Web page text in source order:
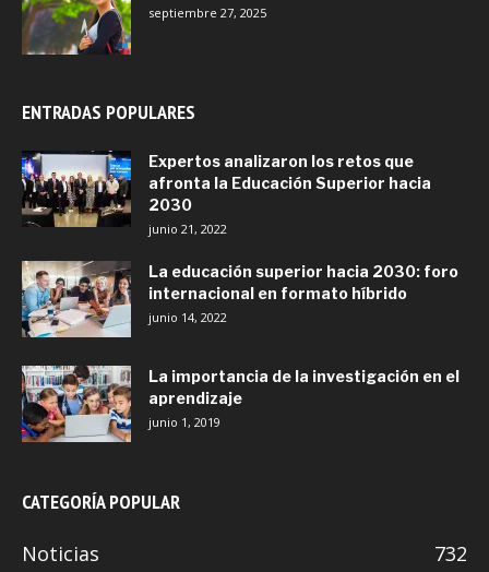
septiembre 27, 2025
ENTRADAS POPULARES
Expertos analizaron los retos que
afronta la Educación Superior hacia
2030
junio 21, 2022
La educación superior hacia 2030: foro
internacional en formato híbrido
junio 14, 2022
La importancia de la investigación en el
aprendizaje
junio 1, 2019
CATEGORÍA POPULAR
Noticias
732